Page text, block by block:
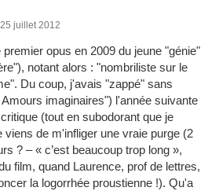
juillet 2012
opus en 2009 du jeune "génie"
notant alors : "nombriliste sur le
Du coup, j'avais "zappé" sans
imaginaires") l'année suivante
(tout en subodorant que je
viens de m'infliger une vraie purge (2
? – « c’est beaucoup trop long »,
film, quand Laurence, prof de lettres,
la logorrhée proustienne !). Qu'a